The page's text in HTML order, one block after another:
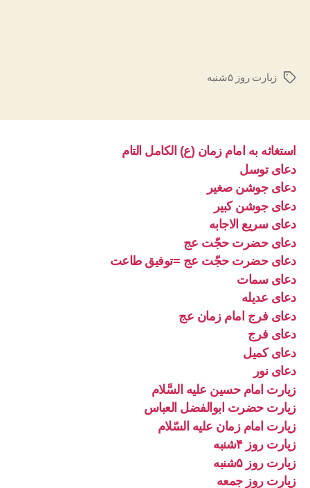
برچسب‌هازیارت روز ۵شنبه
استغاثه به امام زمان (ع) الکامل التام
دعای توسل
دعای جوشن صغیر
دعای جوشن کبیر
دعای سریع الاجابه
دعای حضرت حجّت عج
دعای حضرت حجّت عج =توفیق طاعت
دعای سمات
دعای عدیله
دعای فرج امام زمان عج
دعای فرج
دعای کمیل
دعای نور
زیارت امام حسین علیه السَّلام
زیارت حضرت ابوالفضل العباس
زیارت امام زمان علیه السّلام
زیارت روز ۴شنبه
زیارت روز ۵شنبه
زیارت روز جمعه